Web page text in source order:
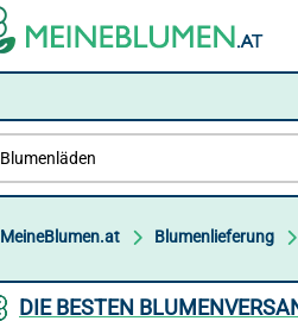
MeineBlumen.at Blumenlieferung
DIE BESTEN